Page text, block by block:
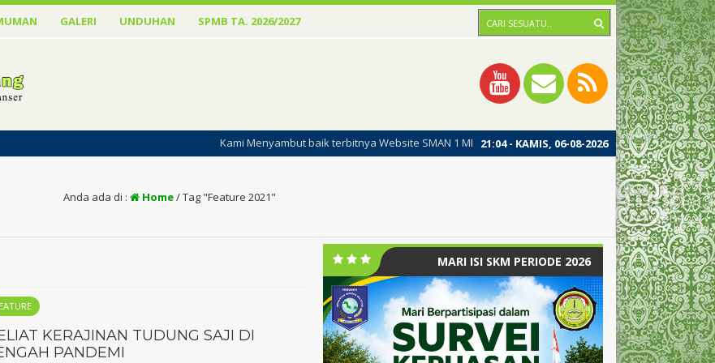
GALERI UNDUHAN SPMB TA. 2026/2027
21:04 - KAMIS, 06-08-2026
Kami Menyambut baik terbitnya Website SMAN 1 MERAWANG, dengan harapan dipublikasinya website ini
Anda ada di : Home/Tag "Feature 2021"
KERAJINAN TUDUNG SAJI DI
PANDEMI
MARI ISI SKM PERIODE 2026